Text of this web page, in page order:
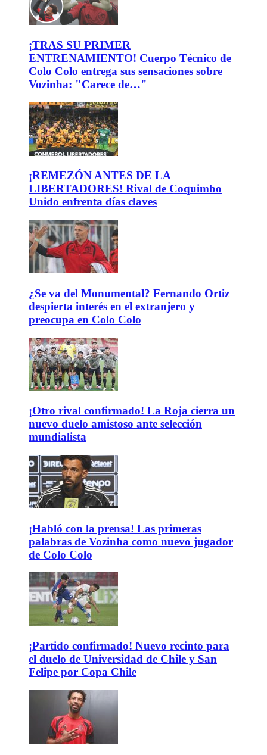
¡TRAS SU PRIMER
ENTRENAMIENTO! Cuerpo Técnico de
Colo Colo entrega sus sensaciones sobre
Vozinha: "Carece de…"
¡REMEZÓN ANTES DE LA
LIBERTADORES! Rival de Coquimbo
Unido enfrenta días claves
¿Se va del Monumental? Fernando Ortiz
despierta interés en el extranjero y
preocupa en Colo Colo
¡Otro rival confirmado! La Roja cierra un
nuevo duelo amistoso ante selección
mundialista
¡Habló con la prensa! Las primeras
palabras de Vozinha como nuevo jugador
de Colo Colo
¡Partido confirmado! Nuevo recinto para
el duelo de Universidad de Chile y San
Felipe por Copa Chile